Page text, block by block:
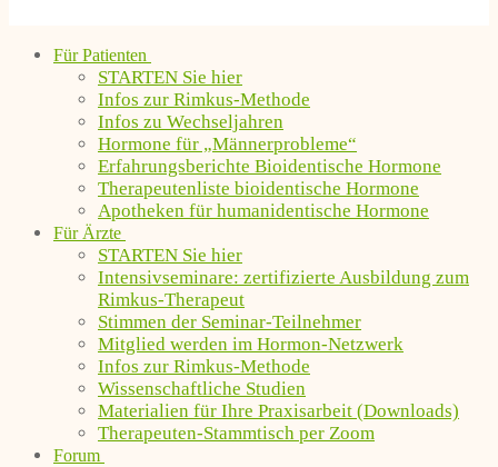
Für Patienten
STARTEN Sie hier
Infos zur Rimkus-Methode
Infos zu Wechseljahren
Hormone für „Männerprobleme“
Erfahrungsberichte Bioidentische Hormone
Therapeutenliste bioidentische Hormone
Apotheken für humanidentische Hormone
Für Ärzte
STARTEN Sie hier
Intensivseminare: zertifizierte Ausbildung zum
Rimkus-Therapeut
Stimmen der Seminar-Teilnehmer
Mitglied werden im Hormon-Netzwerk
Infos zur Rimkus-Methode
Wissenschaftliche Studien
Materialien für Ihre Praxisarbeit (Downloads)
Therapeuten-Stammtisch per Zoom
Forum